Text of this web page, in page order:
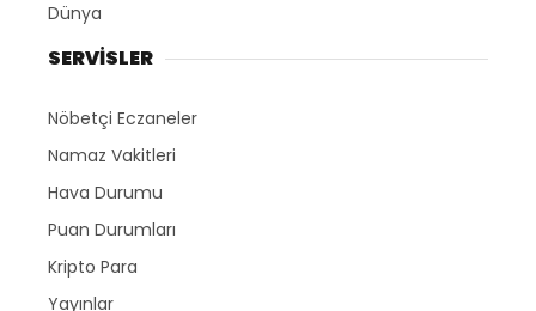
Dünya
SERVİSLER
Nöbetçi Eczaneler
Namaz Vakitleri
Hava Durumu
Puan Durumları
Kripto Para
Yayınlar